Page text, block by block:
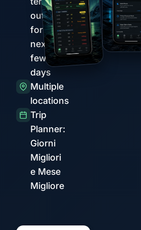
outlook
for the
next
few
days
Multiple
locations
Trip
Planner:
Giorni
Migliori
e Mese
Migliore